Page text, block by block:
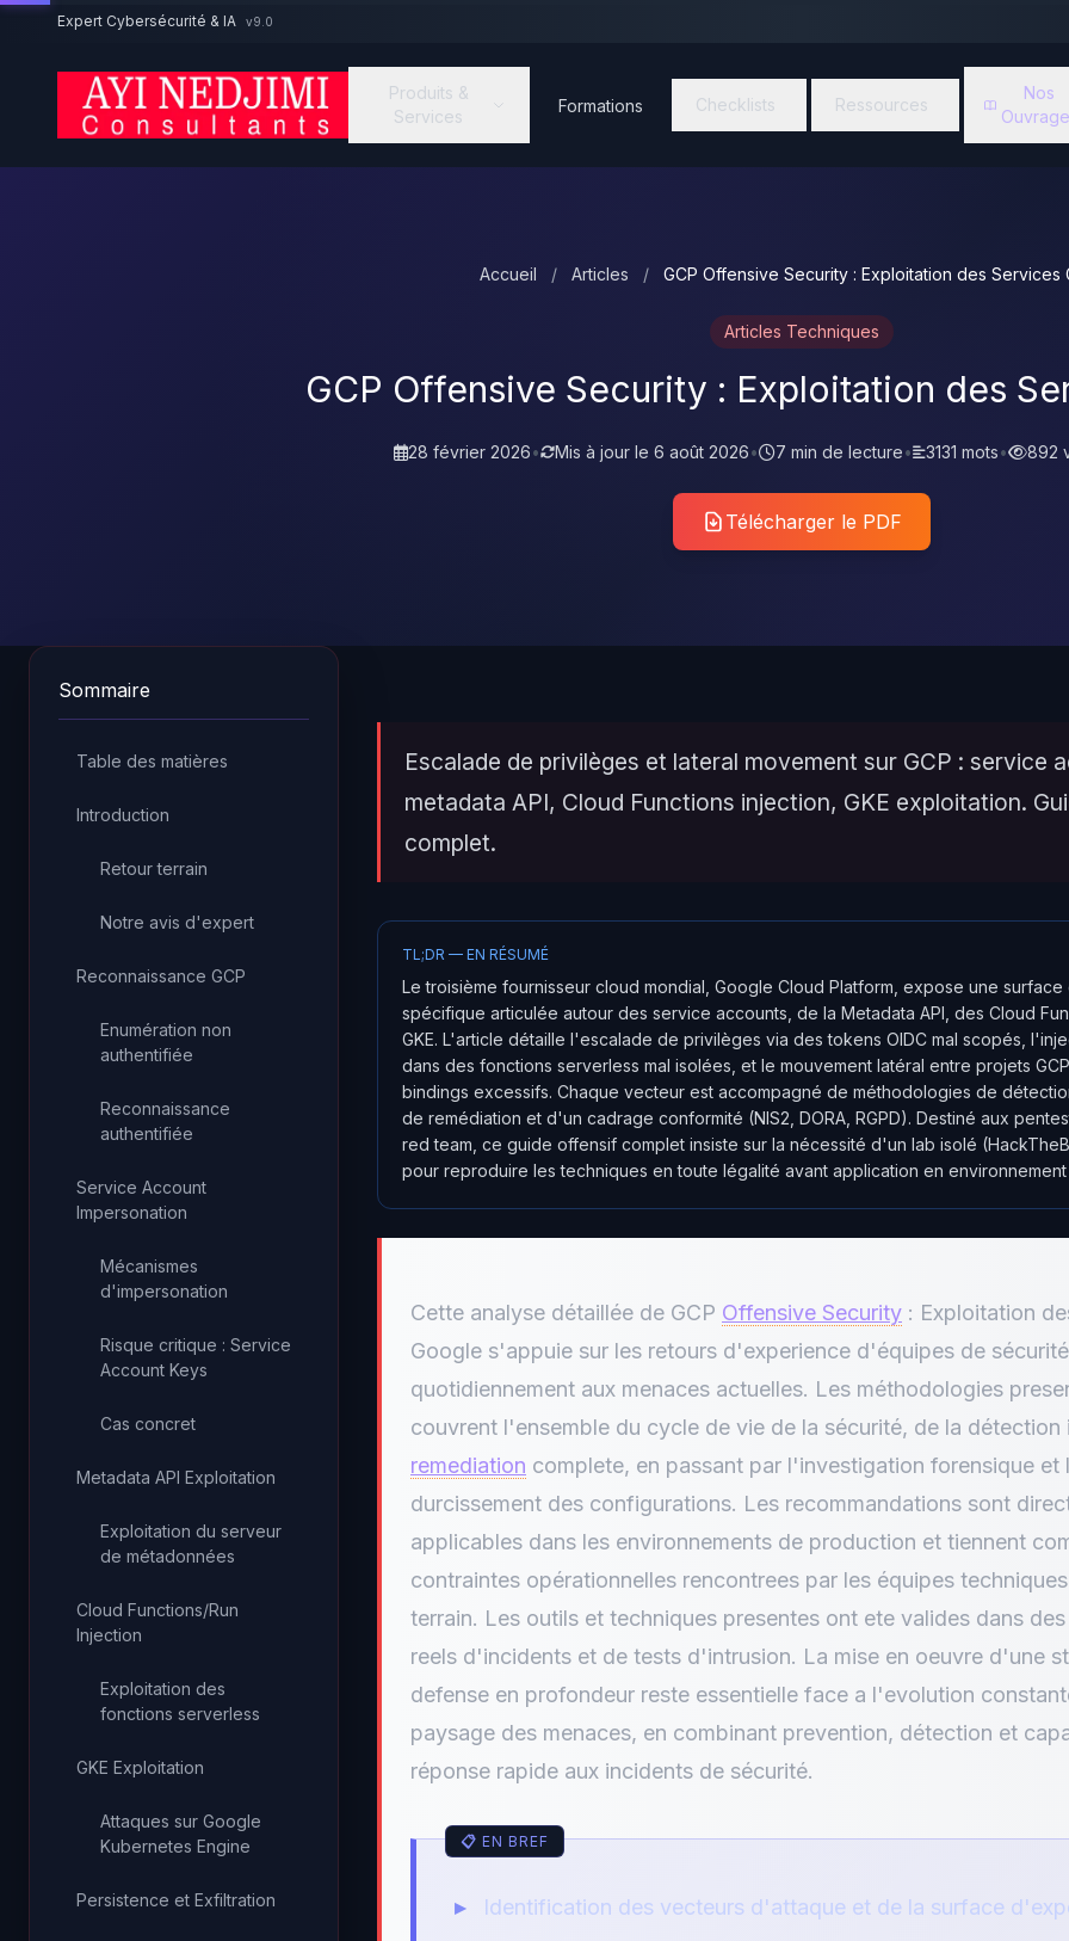
Aller au contenu principal
Expert Cybersécurité & IA v9.0
Produits &
Services
Formations Checklists Ressources
Nos
Accueil / Articles / GCP Offensive Security : Exploitation des Services
Articles Techniques
GCP Offensive Security : Exploitation des
28 février 2026• Mis à jour le 6 août 2026• 7 min de lecture• 3131 mots• 892
Télécharger le PDF
Sommaire
Table des matières
Introduction
Retour terrain
Notre avis d'expert
Reconnaissance GCP
Enumération non
authentifiée
Reconnaissance
authentifiée
Service Account
Impersonation
Mécanismes
d'impersonation
Risque critique : Service
Account Keys
Cas concret
Metadata API Exploitation
Exploitation du serveur
de métadonnées
Cloud Functions/Run
Injection
Exploitation des
fonctions serverless
GKE Exploitation
Attaques sur Google
Kubernetes Engine
Persistence et Exfiltration
Escalade de privilèges et lateral movement sur GCP : service
metadata API, Cloud Functions injection, GKE exploitation.
complet.
TL;DR — EN RÉSUMÉ
Le troisième fournisseur cloud mondial, Google Cloud Platform, expose une
spécifique articulée autour des service accounts, de la Metadata API, des Cloud
GKE. L'article détaille l'escalade de privilèges via des tokens OIDC mal scopés,
dans des fonctions serverless mal isolées, et le mouvement latéral entre projets
bindings excessifs. Chaque vecteur est accompagné de méthodologies de
de remédiation et d'un cadrage conformité (NIS2, DORA, RGPD). Destiné aux
red team, ce guide offensif complet insiste sur la nécessité d'un lab isolé
pour reproduire les techniques en toute légalité avant application en
Cette analyse détaillée de GCP Offensive Security : Exploitation
Google s'appuie sur les retours d'experience d'équipes de
quotidiennement aux menaces actuelles. Les méthodologies
couvrent l'ensemble du cycle de vie de la sécurité, de la détection
remediation complete, en passant par l'investigation forensique et
durcissement des configurations. Les recommandations sont
applicables dans les environnements de production et tiennent
contraintes opérationnelles rencontrees par les équipes
terrain. Les outils et techniques presentes ont ete valides dans
reels d'incidents et de tests d'intrusion. La mise en oeuvre d'une
defense en profondeur reste essentielle face a l'evolution
paysage des menaces, en combinant prevention, détection et
réponse rapide aux incidents de sécurité.
Identification des vecteurs d'attaque et de la surface